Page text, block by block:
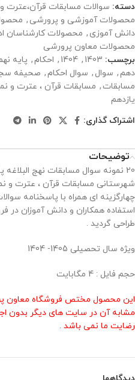
دسته: سوالات مسابقات قرآن،عترت و
محصولات آموزشی و پرورشی ,
دانش آموزی , محصولات کارشناسان
محصولات معاون پرورشی
برچسب: 1403
,
1404
, احکام, پایه
دهم, سوال , سوال احکام, صحیفه
مسابقات , مسابقات قرآن ، عترت و
یازدهم
اشتراک گذاری:
توضیحات
20 نمونه سوال مسابقات نهج
چهارگزینه ای همراه با پاسخنامه
استفاده همکاران و دانش آموزان
طراحی گردید .
ویژه سال تحصیلی 1405- 1404
حجم فایل : 4 مگابایت
این محصول مختص فروشگاه معاون
مشابه آن در سایت های دیگر بدون
رضایت ما نمی باشد .